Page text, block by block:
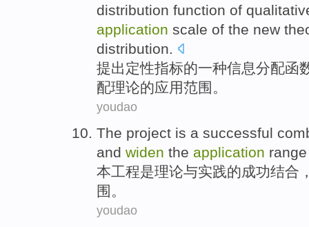
distribution function of
application scale of the new
distribution.
提出定性指标的一种信息分配函
配理论的应用范围 。
youdao
The project is a successful
and widen the application range
本工程是理论与实践的成功结合
围 。
youdao